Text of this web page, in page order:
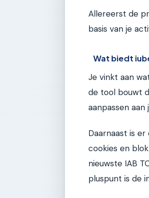
Allereerst de
basis van je
Wat biedt
Je vinkt aan
de tool bouwt
aanpassen aan
Daarnaast is
cookies en
nieuwste IAB
pluspunt is de